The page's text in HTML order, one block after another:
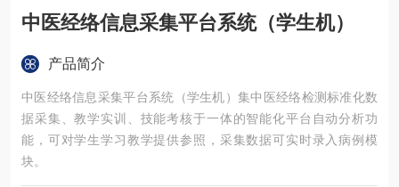
中医经络信息采集平台系统（学生机）
产品简介
中医经络信息采集平台系统（学生机）集中医经络检测标准化数
据采集、教学实训、技能考核于一体的智能化平台自动分析功
能，可对学生学习教学提供参照，采集数据可实时录入病例模
块。